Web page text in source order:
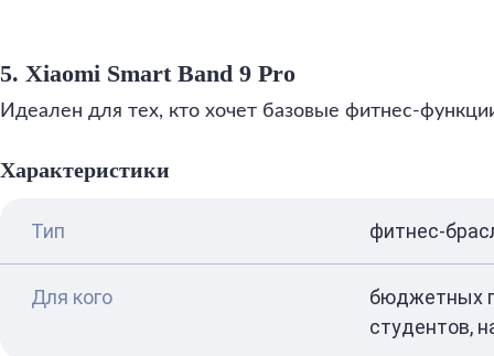
5. Xiaomi Smart Band 9 Pro
Идеален для тех, кто хочет базовые фитнес-
Характеристики
Тип фитнес-
Для кого
бюджетных
студентов,